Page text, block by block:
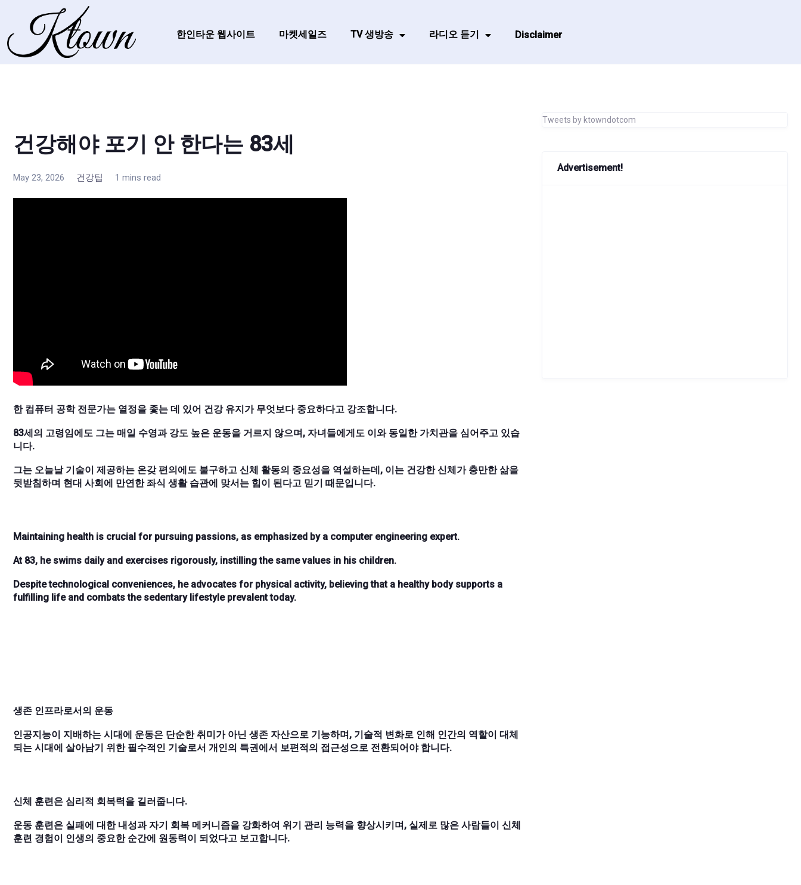
한인타운 웹사이트 마켓세일즈 TV 생방송 라디오 듣기 Disclaimer
건강해야 포기 안 한다는 83세
May 23, 2026 건강팁 1 mins read
한 컴퓨터 공학 전문가는 열정을 좇는 데 있어 건강 유지가 무엇보다 중요하다고 강조합니다.
83세의 고령임에도 그는 매일 수영과 강도 높은 운동을 거르지 않으며, 자녀들에게도 이와 동일한 가치관을 심어주고 있습
니다.
그는 오늘날 기술이 제공하는 온갖 편의에도 불구하고 신체 활동의 중요성을 역설하는데, 이는 건강한 신체가 충만한 삶을
뒷받침하며 현대 사회에 만연한 좌식 생활 습관에 맞서는 힘이 된다고 믿기 때문입니다.
Maintaining health is crucial for pursuing passions, as emphasized by a computer engineering expert.
At 83, he swims daily and exercises rigorously, instilling the same values in his children.
Despite technological conveniences, he advocates for physical activity, believing that a healthy body supports a
fulfilling life and combats the sedentary lifestyle prevalent today.
생존 인프라로서의 운동
인공지능이 지배하는 시대에 운동은 단순한 취미가 아닌 생존 자산으로 기능하며, 기술적 변화로 인해 인간의 역할이 대체
되는 시대에 살아남기 위한 필수적인 기술로서 개인의 특권에서 보편적의 접근성으로 전환되어야 합니다.
신체 훈련은 심리적 회복력을 길러줍니다.
운동 훈련은 실패에 대한 내성과 자기 회복 메커니즘을 강화하여 위기 관리 능력을 향상시키며, 실제로 많은 사람들이 신체
훈련 경험이 인생의 중요한 순간에 원동력이 되었다고 보고합니다.
Tweets by ktowndotcom
Advertisement!